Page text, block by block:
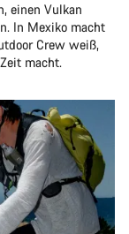
einen Vulkan
In Mexiko macht
Crew weiß,
macht.